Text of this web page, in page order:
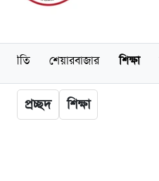
শেয়ারবাজার শিক্ষা
প্রচ্ছদ শিক্ষা